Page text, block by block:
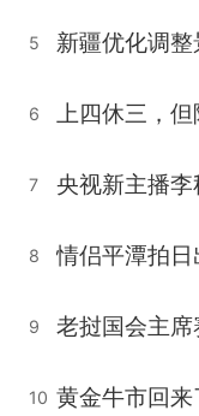
5 新疆优化调
6
7 央视新主播
8 情侣平潭拍日
9 老挝国会主
10 黄金牛市回来